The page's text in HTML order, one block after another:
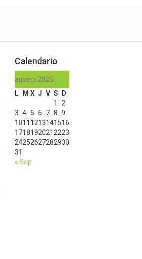
Calendario
agosto 2026
L
M X J V S
D
1
2
3 4 5 6 7 8 9
1011 1213141516
1718192021 2223
24252627282930
31
« Sep